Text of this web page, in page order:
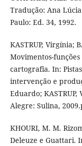
Tradução: Ana
Paulo: Ed. 34, 1992.
KASTRUP, Virgínia;
Movimentos-
cartografia. In:
intervenção e
Eduardo; KASTRUP,
Alegre: Sulina,
KHOURI, M. M.
Deleuze e Guattari.